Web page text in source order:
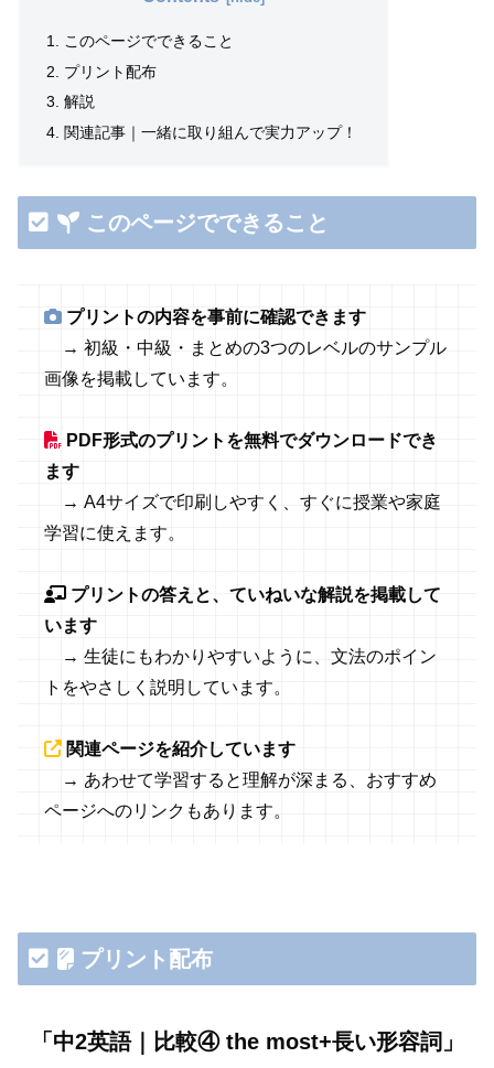
このページでできること
プリント配布
解説
関連記事｜一緒に取り組んで実力アップ！
このページでできること
プリントの内容を事前に確認できます
→ 初級・中級・まとめの3つのレベルのサンプル
画像を掲載しています。
PDF形式のプリントを無料でダウンロードでき
ます
→ A4サイズで印刷しやすく、すぐに授業や家庭
学習に使えます。
プリントの答えと、ていねいな解説を掲載して
います
→ 生徒にもわかりやすいように、文法のポイン
トをやさしく説明しています。
関連ページを紹介しています
→ あわせて学習すると理解が深まる、おすすめ
ページへのリンクもあります。
プリント配布
「中2英語｜比較④ the most+長い形容詞」